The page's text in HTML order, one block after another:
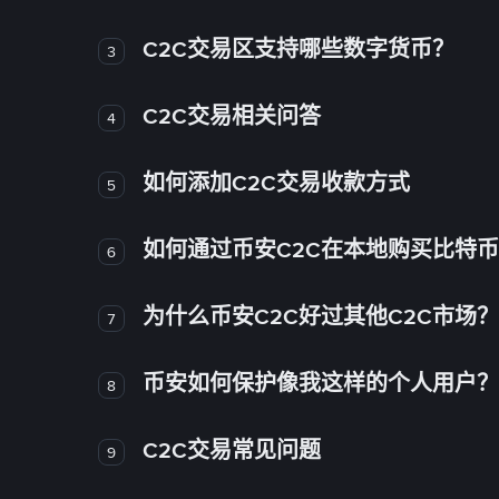
3 C2C交易区支持哪些数字货币？
4 C2C交易相关问答
5 如何添加C2C交易收款方式
6 如何通过币安C2C在本地购买比特
7 为什么币安C2C好过其他C2C市场？
8 币安如何保护像我这样的个人用户？
9 C2C交易常见问题